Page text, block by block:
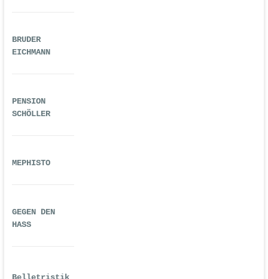
BRUDER
EICHMANN
PENSION
SCHÖLLER
MEPHISTO
GEGEN DEN
HASS
Belletristik